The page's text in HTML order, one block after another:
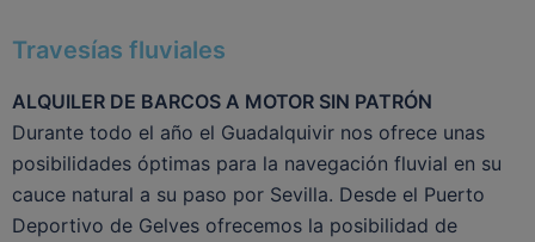
Travesías fluviales
ALQUILER DE BARCOS A MOTOR SIN PATRÓN
Durante todo el año el Guadalquivir nos ofrece unas
posibilidades óptimas para la navegación fluvial en su
cauce natural a su paso por Sevilla. Desde el Puerto
Deportivo de Gelves ofrecemos la posibilidad de